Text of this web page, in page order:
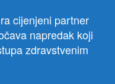
cijenjeni partner
napredak koji
zdravstvenim